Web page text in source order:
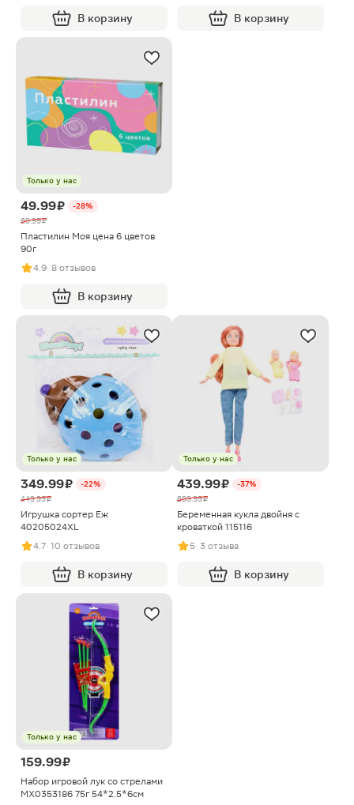
В корзину В корзину
Только у нас
49.99 ₽
-28%
69.99 ₽
Пластилин Моя цена 6 цветов
90г
4.9· 8 отзывов
В корзину
Только у нас
349.99 ₽
-22%
449.99 ₽
Игрушка сортер Еж
40205024XL
4.7· 10 отзывов
В корзину
Только у нас
439.99 ₽
-37%
699.99 ₽
Беременная кукла двойня с
кроваткой 115116
5· 3 отзыва
В корзину
Только у нас
159.99 ₽
Набор игровой лук со стрелами
MX0353186 75г 54*2.5*6см